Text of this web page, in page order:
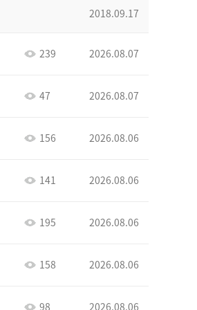
2018.09.17
239 2026.08.07
47 2026.08.07
156 2026.08.06
141 2026.08.06
195 2026.08.06
158 2026.08.06
98 2026.08.06